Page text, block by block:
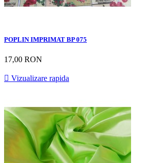
POPLIN IMPRIMAT BP 075
17,00 RON
 Vizualizare rapida